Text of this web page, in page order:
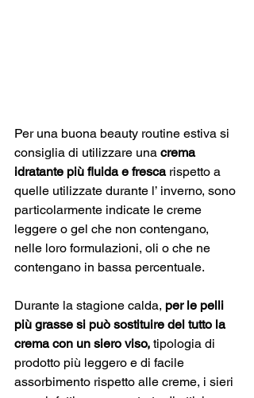
Per una buona beauty routine estiva si
consiglia di utilizzare una crema
idratante più fluida e fresca rispetto a
quelle utilizzate durante l’ inverno, sono
particolarmente indicate le creme
leggere o gel che non contengano,
nelle loro formulazioni, oli o che ne
contengano in bassa percentuale.
Durante la stagione calda, per le pelli
più grasse si può sostituire del tutto la
crema con un siero viso, tipologia di
prodotto più leggero e di facile
assorbimento rispetto alle creme, i sieri